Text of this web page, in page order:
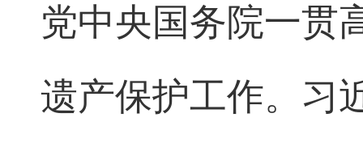
党中央国务院一贯
遗产保护工作。习